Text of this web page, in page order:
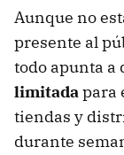
Aunque no
presente al
todo apunta a
limitadapara
tiendas y
durante